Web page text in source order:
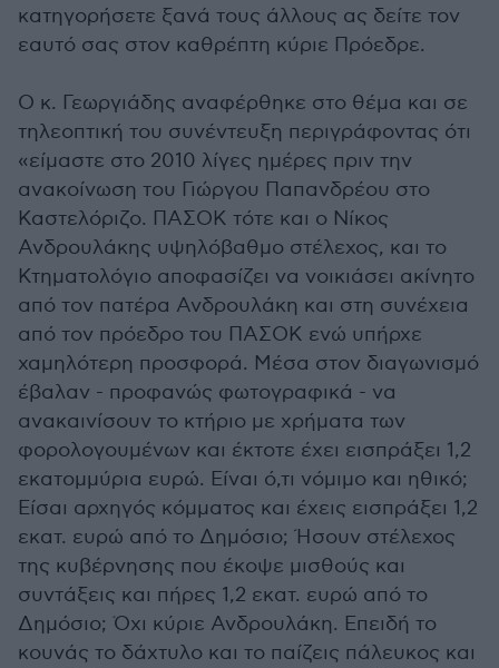
κατηγορήσετε ξανά τους άλλους ας δείτε τον
εαυτό σας στον καθρέπτη κύριε Πρόεδρε.
Ο κ. Γεωργιάδης αναφέρθηκε στο θέμα και σε
τηλεοπτική του συνέντευξη περιγράφοντας ότι
«είμαστε στο 2010 λίγες ημέρες πριν την
ανακοίνωση του Γιώργου Παπανδρέου στο
Καστελόριζο. ΠΑΣΟΚ τότε και ο Νίκος
Ανδρουλάκης υψηλόβαθμο στέλεχος, και το
Κτηματολόγιο αποφασίζει να νοικιάσει ακίνητο
από τον πατέρα Ανδρουλάκη και στη συνέχεια
από τον πρόεδρο του ΠΑΣΟΚ ενώ υπήρχε
χαμηλότερη προσφορά. Μέσα στον διαγωνισμό
έβαλαν - προφανώς φωτογραφικά - να
ανακαινίσουν το κτήριο με χρήματα των
φορολογουμένων και έκτοτε έχει εισπράξει 1,2
εκατομμύρια ευρώ. Είναι ό,τι νόμιμο και ηθικό;
Είσαι αρχηγός κόμματος και έχεις εισπράξει 1,2
εκατ. ευρώ από το Δημόσιο; Ήσουν στέλεχος
της κυβέρνησης που έκοψε μισθούς και
συντάξεις και πήρες 1,2 εκατ. ευρώ από το
Δημόσιο; Όχι κύριε Ανδρουλάκη. Επειδή το
κουνάς το δάχτυλο και το παίζεις πάλευκος και